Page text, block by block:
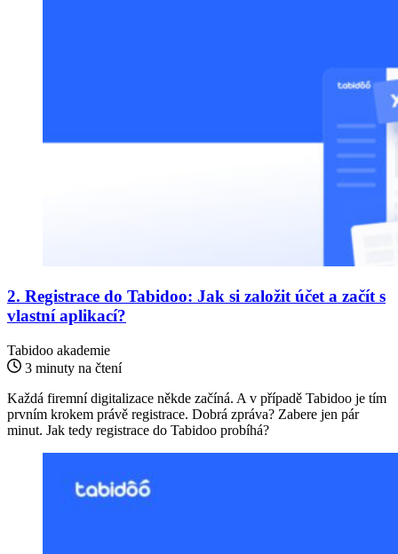
2. Registrace do Tabidoo: Jak si založit účet a začít s
vlastní aplikací?
Tabidoo akademie
3 minuty na čtení
Každá firemní digitalizace někde začíná. A v případě Tabidoo je tím
prvním krokem právě registrace. Dobrá zpráva? Zabere jen pár
minut. Jak tedy registrace do Tabidoo probíhá?